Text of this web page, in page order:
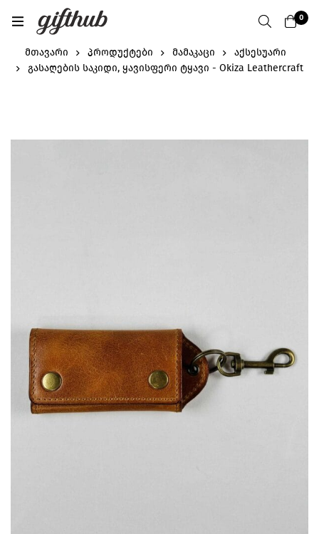
0
მთავარი პროდუქტები მამაკაცი
აქსესუარი
გასაღების საკიდი, ყავისფერი ტყავი - Okiza Leathercraft